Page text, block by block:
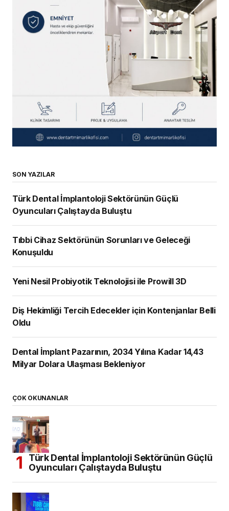
SON YAZILAR
Türk Dental İmplantoloji Sektörünün Güçlü
Oyuncuları Çalıştayda Buluştu
Tıbbi Cihaz Sektörünün Sorunları ve Geleceği
Konuşuldu
Yeni Nesil Probiyotik Teknolojisi ile Prowill 3D
Diş Hekimliği Tercih Edecekler için Kontenjanlar Belli
Oldu
Dental İmplant Pazarının, 2034 Yılına Kadar 14,43
Milyar Dolara Ulaşması Bekleniyor
ÇOK OKUNANLAR
Türk Dental İmplantoloji Sektörünün Güçlü
Oyuncuları Çalıştayda Buluştu